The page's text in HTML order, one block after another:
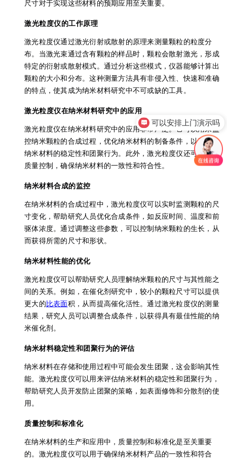
尺寸对于实现这些材料的预期应用至关重要。
激光粒度仪的工作原理
激光粒度仪通过激光衍射或散射的原理来测量颗粒的粒度分
布。当激光束通过含有颗粒的样品时，颗粒会散射激光，形成
特定的衍射或散射模式。通过分析这些模式，仪器能够计算出
颗粒的大小和分布。这种测量方法具有非侵入性、快速和准确
的特点，使其成为纳米材料研究中不可或缺的工具。
激光粒度仪在纳米材料研究中的应用
激光粒度仪在纳米材料研究中的应用非常广泛。它可以用来监
控纳米颗粒的合成过程，优化纳米材料的制备条件，以及评估
纳米材料的稳定性和团聚行为。此外，激光粒度仪还可以用于
质量控制，确保纳米材料的一致性和符合性。
纳米材料合成的监控
在纳米材料的合成过程中，激光粒度仪可以实时监测颗粒的尺
寸变化，帮助研究人员优化合成条件，如反应时间、温度和前
驱体浓度。通过调整这些参数，可以控制纳米颗粒的生长，从
而获得所需的尺寸和形状。
纳米材料性能的优化
激光粒度仪可以帮助研究人员理解纳米颗粒的尺寸与其性能之
间的关系。例如，在催化剂研究中，较小的颗粒尺寸可以提供
更大的比表面积，从而提高催化活性。通过激光粒度仪的测量
结果，研究人员可以调整合成条件，以获得具有最佳性能的纳
米催化剂。
纳米材料稳定性和团聚行为的评估
纳米材料在存储和使用过程中可能会发生团聚，这会影响其性
能。激光粒度仪可以用来评估纳米材料的稳定性和团聚行为，
帮助研究人员开发防止团聚的策略，如表面修饰和分散剂的使
用。
质量控制和标准化
在纳米材料的生产和应用中，质量控制和标准化是至关重要
的。激光粒度仪可以用于确保纳米材料产品的一致性和符合
可以安排上门演示吗